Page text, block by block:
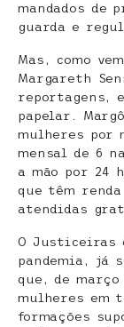
mandados de
guarda e
Mas, como
Margareth
reportagens,
papelar.
mulheres por
mensal de 6
a mão por 24
que têm
atendidas
O Justiceiras
pandemia, já
que, de
mulheres em
formações